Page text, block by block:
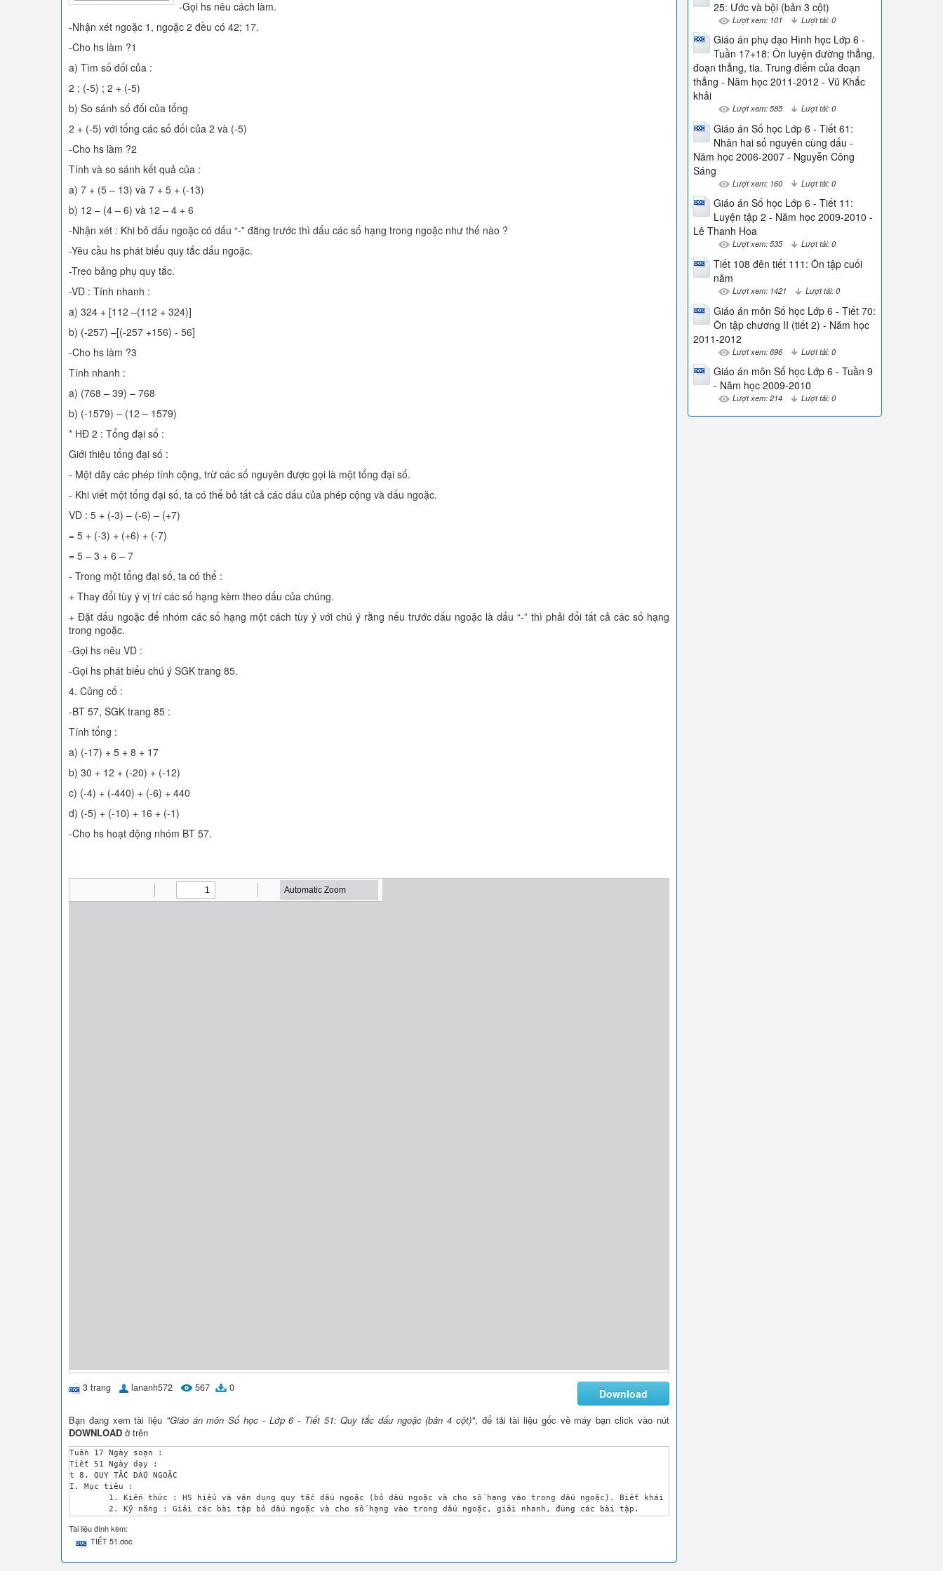
-Gọi hs nêu cách làm.
-Nhận xét ngoặc 1, ngoặc 2 đều có 42; 17.
-Cho hs làm ?1
a) Tìm số đối của :
2 ; (-5) ; 2 + (-5)
b) So sánh số đối của tổng
2 + (-5) với tổng các số đối của 2 và (-5)
-Cho hs làm ?2
Tính và so sánh kết quả của :
a) 7 + (5 – 13) và 7 + 5 + (-13)
b) 12 – (4 – 6) và 12 – 4 + 6
-Nhận xét : Khi bỏ dấu ngoặc có dấu “-” đằng trước thì dấu các số hạng trong ngoặc như thế nào ?
-Yêu cầu hs phát biểu quy tắc dấu ngoặc.
-Treo bảng phụ quy tắc.
-VD : Tính nhanh :
a) 324 + [112 –(112 + 324)]
b) (-257) –[(-257 +156) - 56]
-Cho hs làm ?3
Tính nhanh :
a) (768 – 39) – 768
b) (-1579) – (12 – 1579)
* HĐ 2 : Tổng đại số :
Giới thiệu tổng đại số :
- Một dãy các phép tính cộng, trừ các số nguyên được gọi là một tổng đại số.
- Khi viết một tổng đại số, ta có thể bỏ tất cả các dấu của phép cộng và dấu ngoặc.
VD : 5 + (-3) – (-6) – (+7)
= 5 + (-3) + (+6) + (-7)
= 5 – 3 + 6 – 7
- Trong một tổng đại số, ta có thể :
+ Thay đổi tùy ý vị trí các số hạng kèm theo dấu của chúng.
+ Đặt dấu ngoặc để nhóm các số hạng một cách tùy ý với chú ý rằng nếu trước dấu ngoặc là dấu “-” thì phải đổi tất cả các số hạng
trong ngoặc.
-Gọi hs nêu VD :
-Gọi hs phát biểu chú ý SGK trang 85.
4. Củng cố :
-BT 57, SGK trang 85 :
Tính tổng :
a) (-17) + 5 + 8 + 17
b) 30 + 12 + (-20) + (-12)
c) (-4) + (-440) + (-6) + 440
d) (-5) + (-10) + 16 + (-1)
-Cho hs hoạt động nhóm BT 57.
3 trang lananh572 567 0 Download
Bạn đang xem tài liệu "Giáo án môn Số học - Lớp 6 - Tiết 51: Quy tắc dấu ngoặc (bản 4 cột)", để tải tài liệu gốc về máy bạn click vào nút
DOWNLOAD ở trên
Tuần 17	Ngày soạn :
Tiết 51	Ngày dạy :
t 8. QUY TẮC DẤU NGOẶC
I. Mục tiêu :
	3. Thái độ : Cẩn thận, bỏ dấu ngoặc đặt dấu ngoặc vào biểu thức.
II. Chuẩn bị :
	GV : Sgk, giáo án, phấn, thước, bảng phụ.
III. Hoạt động trên lớp :
Tài liệu đính kèm:
TIẾT 51.doc
25: Ước và bội (bản 3 cột)
Lượt xem: 101 Lượt tải: 0
Giáo án phụ đạo Hình học Lớp 6 -
Tuần 17+18: Ôn luyện đường thẳng,
đoạn thẳng, tia. Trung điểm của đoạn
thẳng - Năm học 2011-2012 - Vũ Khắc
khải
Lượt xem: 585 Lượt tải: 0
Giáo án Số học Lớp 6 - Tiết 61:
Nhân hai số nguyên cùng dấu -
Năm học 2006-2007 - Nguyễn Công
Sáng
Lượt xem: 160 Lượt tải: 0
Giáo án Số học Lớp 6 - Tiết 11:
Luyện tập 2 - Năm học 2009-2010 -
Lê Thanh Hoa
Lượt xem: 535 Lượt tải: 0
Tiết 108 đên tiết 111: Ôn tập cuối
năm
Lượt xem: 1421 Lượt tải: 0
Giáo án môn Số học Lớp 6 - Tiết 70:
Ôn tập chương II (tiết 2) - Năm học
2011-2012
Lượt xem: 696 Lượt tải: 0
Giáo án môn Số học Lớp 6 - Tuần 9
- Năm học 2009-2010
Lượt xem: 214 Lượt tải: 0